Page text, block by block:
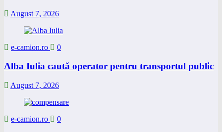
August 7, 2026
e-camion.ro 0
Alba Iulia caută operator pentru transportul public
August 7, 2026
e-camion.ro 0